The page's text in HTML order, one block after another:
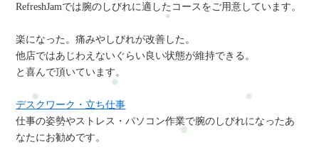
RefreshJamでは腕のしびれに適したコースをご用意しています。
楽になった。痛みやしびれが改善した。
他店ではあじわえないぐらい良い状態が維持できる。
と喜んで頂いています。
デスクワーク・立ち仕事
仕事の姿勢やストレス・パソコン作業で腕のしびれになったあ
なたにお勧めです。